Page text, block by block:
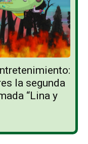
la segunda
“Lina y